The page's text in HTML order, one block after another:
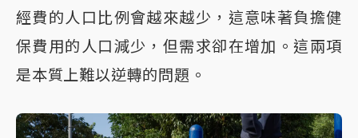
經費的人口比例會越來越少，這意味著負擔健
保費用的人口減少，但需求卻在增加。這兩項
是本質上難以逆轉的問題。